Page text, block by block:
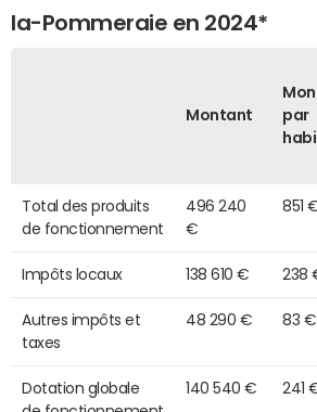
la-Pommeraie en 2024*
Montant
par
Total des produits
de fonctionnement
496 240
€
851
Impôts locaux 138 610 € 238
Autres impôts et
taxes
48 290 € 83 €
Dotation globale
140 540 € 241